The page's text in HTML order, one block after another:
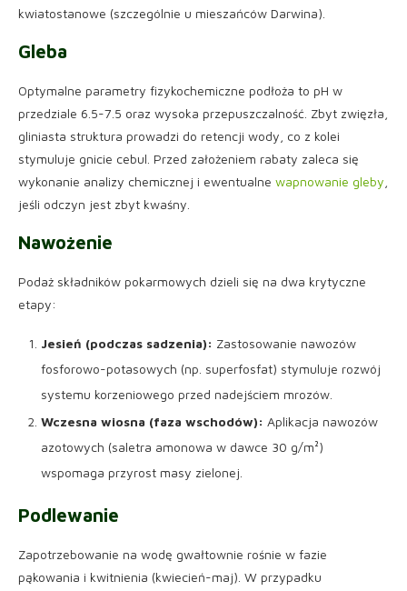
kwiatostanowe (szczególnie u mieszańców Darwina).
Gleba
Optymalne parametry fizykochemiczne podłoża to pH w
przedziale 6.5-7.5 oraz wysoka przepuszczalność. Zbyt zwięzła,
gliniasta struktura prowadzi do retencji wody, co z kolei
stymuluje gnicie cebul. Przed założeniem rabaty zaleca się
wykonanie analizy chemicznej i ewentualne wapnowanie gleby
jeśli odczyn jest zbyt kwaśny.
Nawożenie
Podaż składników pokarmowych dzieli się na dwa krytyczne
etapy:
Jesień (podczas sadzenia): Zastosowanie nawozów
fosforowo-potasowych (np. superfosfat) stymuluje rozwój
systemu korzeniowego przed nadejściem mrozów.
Wczesna wiosna (faza wschodów): Aplikacja nawozów
azotowych (saletra amonowa w dawce 30 g/m²)
wspomaga przyrost masy zielonej.
Podlewanie
Zapotrzebowanie na wodę gwałtownie rośnie w fazie
pąkowania i kwitnienia (kwiecień-maj). W przypadku